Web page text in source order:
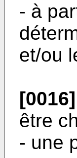
- à
et/ou
[0016]
être
- une